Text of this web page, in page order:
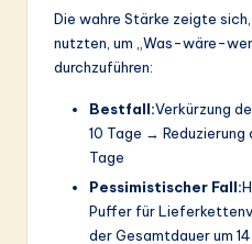
Die wahre Stärke zeigte
nutzten, um „Was-wäre-
durchzuführen:
Bestfall:Verkürzung
10 Tage →
Tage
Pessimistischer Fall:
Puffer für
der Gesamtdauer um